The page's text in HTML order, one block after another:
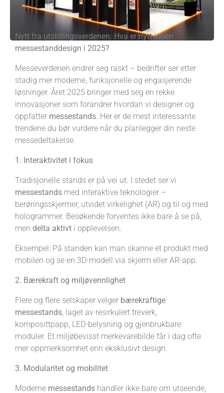
Nytt fra utstillingsverdenen: Hva er nytt innen
messestanddesign i 2025?
Messeverdenen endrer seg raskt – bedrifter ser etter
stadig mer moderne, funksjonelle og engasjerende
løsninger. Året 2025 bringer med seg en rekke
innovasjoner som forandrer hvordan vi designer og
oppfatter messestands. Her er de mest interessante
trendene du bør vurdere når du planlegger din neste
messedeltakelse.
1. Interaktivitet i fokus
Tradisjonelle stands er på vei ut. I stedet ser vi
messestands med interaktive teknologier –
berøringsskjermer, utvidet virkelighet (AR) og til og med
hologrammer. Besøkende forventes ikke bare å se på,
men delta aktivt i opplevelsen.
Eksempel: På standen kan man skanne et produkt med
mobilen og se en 3D-modell via skjerm eller AR-app.
2. Bærekraft og miljøvennlighet
Flere og flere selskaper velger bærekraftige
messestands, laget av resirkulert treverk,
komposittpapp, LED-belysning og gjenbrukbare
moduler. Et miljøbevisst merkevarebilde får i dag ofte
mer oppmerksomhet enn eksklusivt design.
3. Modularitet og mobilitet
Moderne messestands handler ikke bare om utseende,